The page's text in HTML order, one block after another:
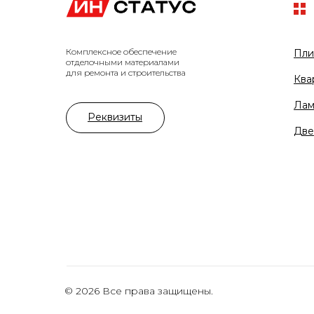
© 2026 Все права защищены.
Комплексное обеспечение
отделочными материалами
для ремонта и строительства
Реквизиты